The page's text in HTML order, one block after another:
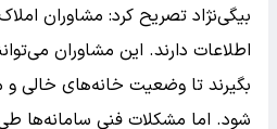
بیگی‌نژاد تصریح کرد: مشاوران
اطلاعات دارند. این مشاوران
بگیرند تا وضعیت خانه‌های
شود. اما مشکلات فنی سامانه‌ها